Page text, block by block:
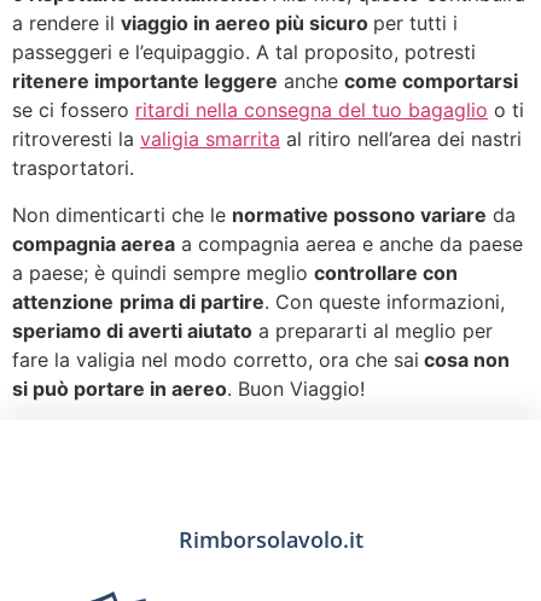
a rendere il viaggio in aereo più sicuro per tutti i
passeggeri e l’equipaggio. A tal proposito, potresti
ritenere importante leggere anche come comportarsi
se ci fossero ritardi nella consegna del tuo bagaglio o ti
ritroveresti la valigia smarrita al ritiro nell’area dei nastri
trasportatori.
Non dimenticarti che le normative possono variare da
compagnia aerea a compagnia aerea e anche da paese
a paese; è quindi sempre meglio controllare con
attenzione prima di partire. Con queste informazioni,
speriamo di averti aiutato a prepararti al meglio per
fare la valigia nel modo corretto, ora che sai cosa non
si può portare in aereo. Buon Viaggio!
Rimborsolavolo.it